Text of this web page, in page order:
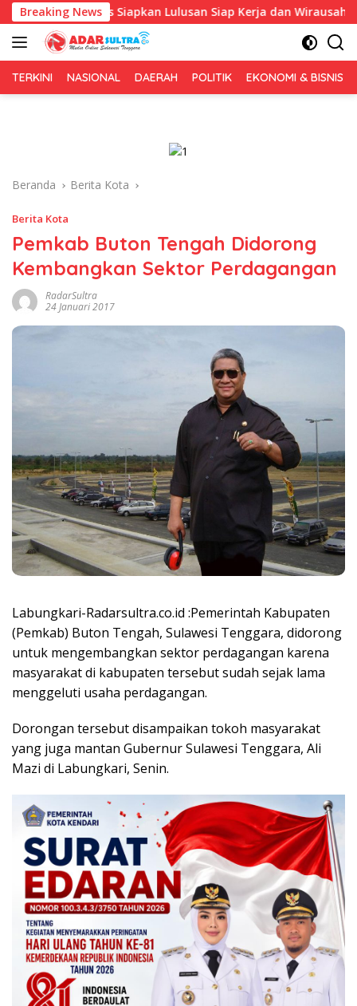
Langsung
ke
konten
Breaking News
Fokus Siapkan Lulusan Siap Kerja dan Wirausaha
TERKINI NASIONAL DAERAH POLITIK EKONOMI & BISNIS
Beranda Berita Kota
Berita Kota
Pemkab Buton Tengah Didorong
Kembangkan Sektor Perdagangan
RadarSultra
24 Januari 2017
Labungkari-Radarsultra.co.id :Pemerintah Kabupaten
(Pemkab) Buton Tengah, Sulawesi Tenggara, didorong
untuk mengembangkan sektor perdagangan karena
masyarakat di kabupaten tersebut sudah sejak lama
menggeluti usaha perdagangan.
Dorongan tersebut disampaikan tokoh masyarakat
yang juga mantan Gubernur Sulawesi Tenggara, Ali
Mazi di Labungkari, Senin.